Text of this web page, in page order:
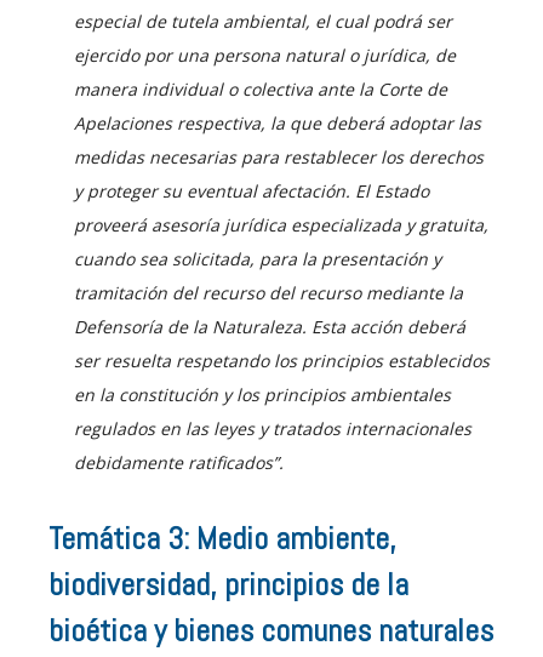
especial de tutela ambiental, el cual podrá ser
ejercido por una persona natural o jurídica, de
manera individual o colectiva ante la Corte de
Apelaciones respectiva, la que deberá adoptar las
medidas necesarias para restablecer los derechos
y proteger su eventual afectación. El Estado
proveerá asesoría jurídica especializada y gratuita,
cuando sea solicitada, para la presentación y
tramitación del recurso del recurso mediante la
Defensoría de la Naturaleza. Esta acción deberá
ser resuelta respetando los principios establecidos
en la constitución y los principios ambientales
regulados en las leyes y tratados internacionales
debidamente ratificados”.
Temática 3: Medio ambiente,
biodiversidad, principios de la
bioética y bienes comunes naturales